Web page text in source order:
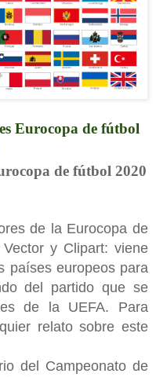
Eurocopa de fútbol
de fútbol 2020
de la Eurocopa de
y Clipart: viene
países europeos para
del partido que se
de la UEFA. Para
relato sobre este
del Campeonato de